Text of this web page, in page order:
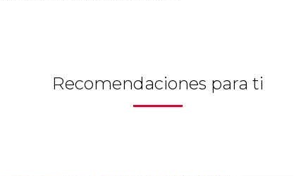
Recomendaciones para ti